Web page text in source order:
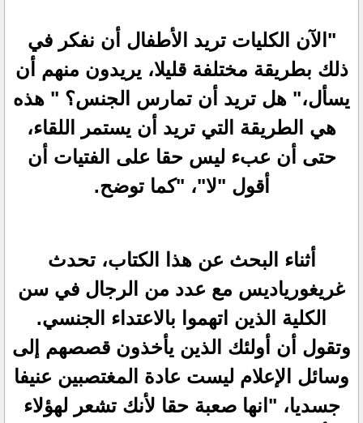
"الآن الكليات تريد الأطفال أن نفكر في
ذلك بطريقة مختلفة قليلا، يريدون منهم أن
يسأل،" هل تريد أن تمارس الجنس؟ " هذه
هي الطريقة التي تريد أن يستمر اللقاء،
حتى أن عبء ليس حقا على الفتيات أن
أقول "لا"، "كما توضح.
أثناء البحث عن هذا الكتاب، تحدث
غريغورياديس مع عدد من الرجال في سن
الكلية الذين اتهموا بالاعتداء الجنسي.
وتقول أن أولئك الذين يأخذون قصصهم إلى
وسائل الإعلام ليست عادة المغتصبين عنيفا
جسديا، "انها صعبة حقا لأنك تشعر لهؤلاء